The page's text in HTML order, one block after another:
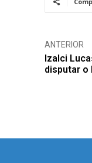
ANTERIOR
Izalci
disputar o